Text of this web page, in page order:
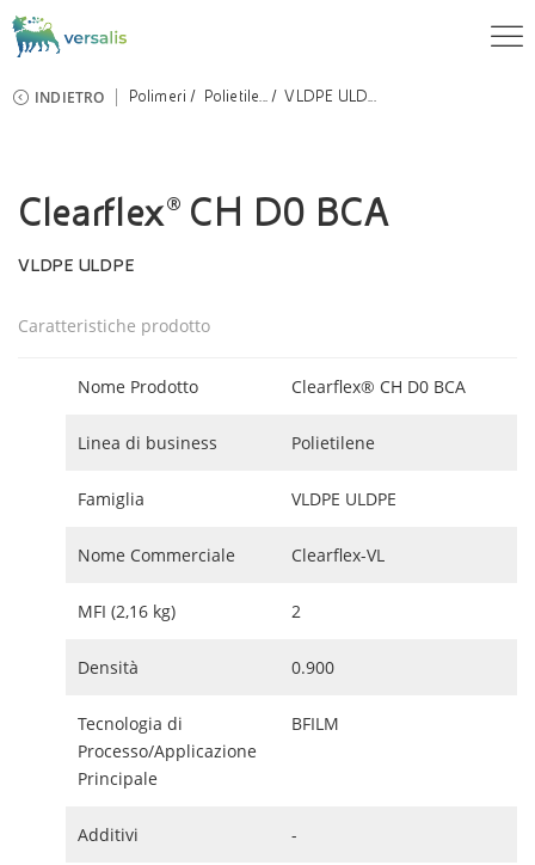
INDIETRO Polimeri Polietile... VLDPE ULD...
Clearflex® CH D0 BCA
VLDPE ULDPE
Caratteristiche prodotto
Nome Prodotto Clearflex® CH D0 BCA
Linea di business Polietilene
Famiglia VLDPE ULDPE
Nome Commerciale Clearflex-VL
MFI (2,16 kg) 2
Densità 0.900
Tecnologia di
Processo/Applicazione
Principale
BFILM
Additivi -